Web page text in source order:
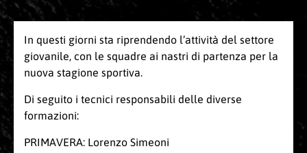
In questi giorni sta riprendendo l’attività del settore
giovanile, con le squadre ai nastri di partenza per la
nuova stagione sportiva.
Di seguito i tecnici responsabili delle diverse
formazioni:
PRIMAVERA: Lorenzo Simeoni